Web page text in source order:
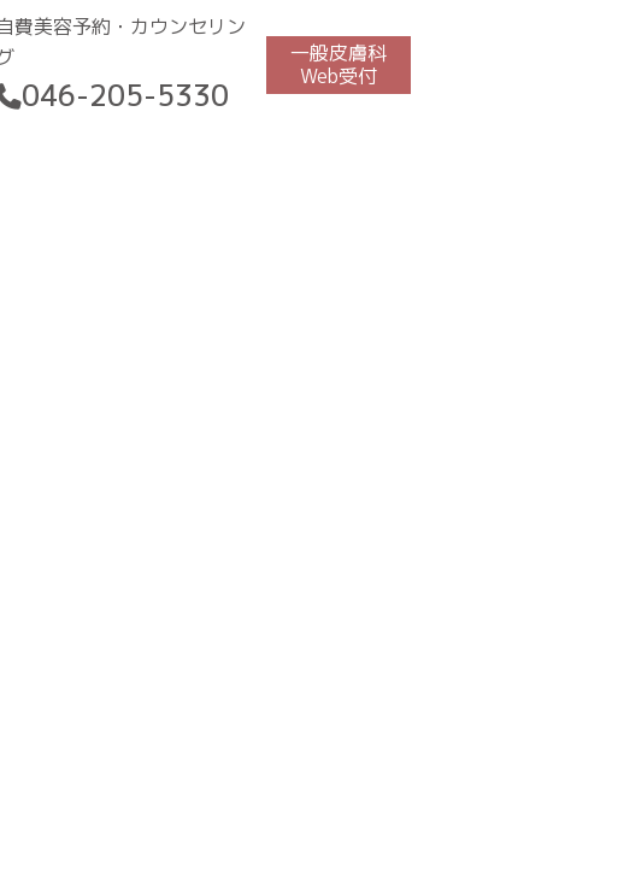
費美容予約・カウンセリン
046-205-5330
一般皮膚科
Web受付